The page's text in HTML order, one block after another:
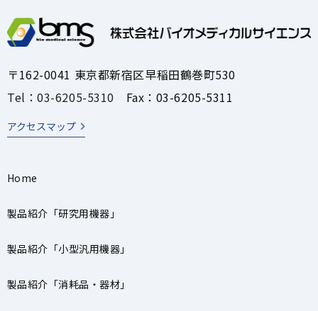
〒162-0041 東京都新宿区早稲田鶴巻町530
Tel：03-6205-5310 Fax：03-6205-5311
アクセスマップ
Home
製品紹介「研究用機器」
製品紹介「小型汎用機器」
製品紹介「消耗品・器材」